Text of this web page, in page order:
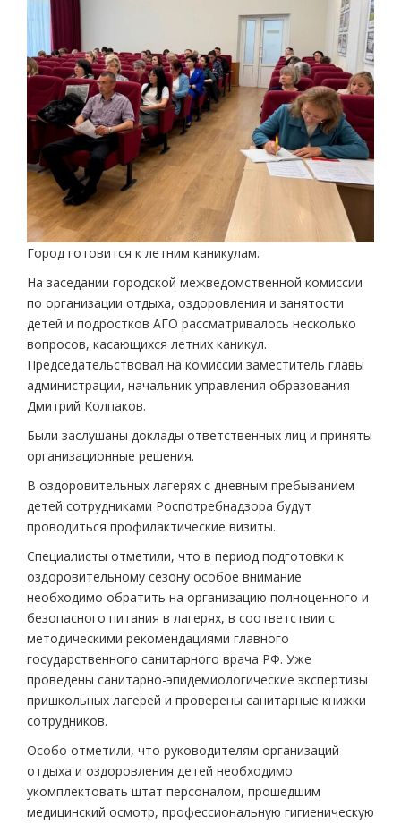
Город готовится к летним каникулам.
На заседании городской межведомственной комиссии
по организации отдыха, оздоровления и занятости
детей и подростков АГО рассматривалось несколько
вопросов, касающихся летних каникул.
Председательствовал на комиссии заместитель главы
администрации, начальник управления образования
Дмитрий Колпаков.
Были заслушаны доклады ответственных лиц и приняты
организационные решения.
В оздоровительных лагерях с дневным пребыванием
детей сотрудниками Роспотребнадзора будут
проводиться профилактические визиты.
Специалисты отметили, что в период подготовки к
оздоровительному сезону особое внимание
необходимо обратить на организацию полноценного и
безопасного питания в лагерях, в соответствии с
методическими рекомендациями главного
государственного санитарного врача РФ. Уже
проведены санитарно-эпидемиологические экспертизы
пришкольных лагерей и проверены санитарные книжки
сотрудников.
Особо отметили, что руководителям организаций
отдыха и оздоровления детей необходимо
укомплектовать штат персоналом, прошедшим
медицинский осмотр, профессиональную гигиеническую